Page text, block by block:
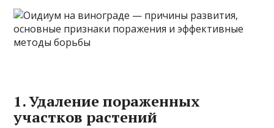
1. Удаление пораженных
участков растений